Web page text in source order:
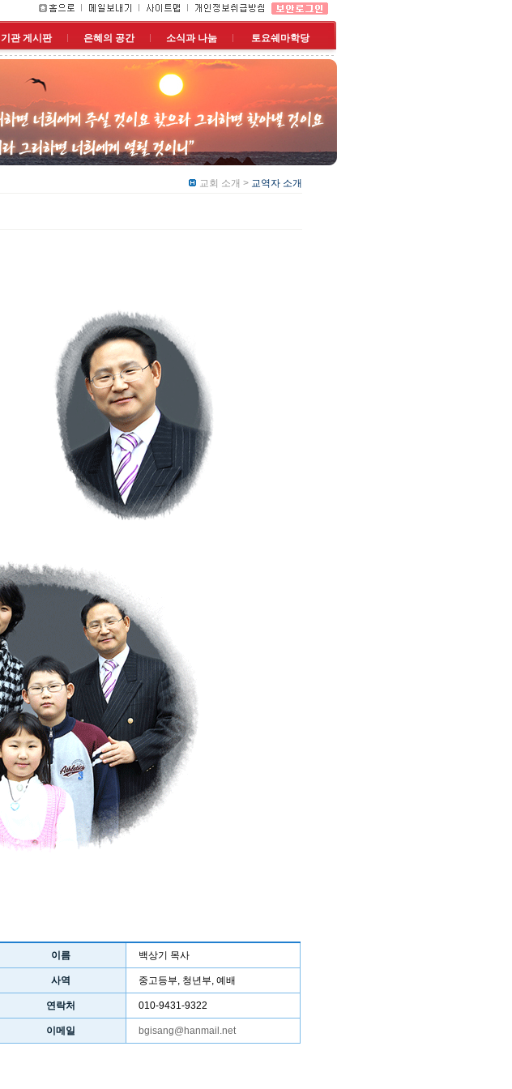
기관 게시판 은혜의 공간 소식과 나눔 토요쉐마학당
교회 소개 > 교역자 소개
이름 백상기 목사
사역 중고등부, 청년부, 예배
연락처 010-9431-9322
이메일 bgisang@hanmail.net